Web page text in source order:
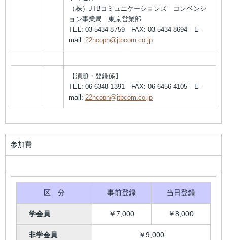
（株）JTBコミュニケーションズ コンベンシ
ョン事業局 東京営業部
TEL: 03-5434-8759 FAX: 03-5434-8694 E-
mail: 22ncopn@jtbcom.co.jp
【演題・登録係】
TEL: 06-6348-1391 FAX: 06-6456-4105 E-
mail: 22ncopn@jtbcom.co.jp
参加費
区 分 事前登録 当日登録
学会員 ￥7,000 ￥8,000
非学会員 ￥9,000